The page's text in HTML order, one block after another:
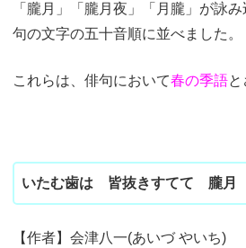
「朧月」「朧月夜」「月朧」が詠
句の文字の五十音順に並べました。
これらは、俳句において春の季語と
いたむ歯は 皆抜きすてて 朧月
【作者】会津八一(あいづ やいち)